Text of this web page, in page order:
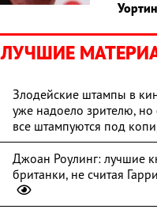
ЛУЧШИЕ
Злодейские штампы в
уже надоело зрителю,
все штампуются под
Джоан Роулинг: лучшие
британки, не считая